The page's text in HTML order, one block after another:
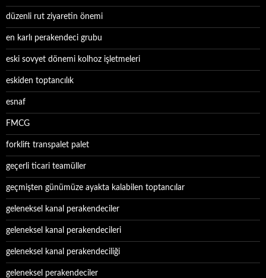
düzenli rut ziyaretin önemi
en karlı perakendeci grubu
eski sovyet dönemi kolhoz işletmeleri
eskiden toptancılık
esnaf
FMCG
forklift transpalet palet
geçerli ticari teamüller
geçmişten günümüze ayakta kalabilen toptancılar
geleneksel kanal perakendeciler
geleneksel kanal perakendecileri
geleneksel kanal perakendeciliği
geleneksel perakendeciler